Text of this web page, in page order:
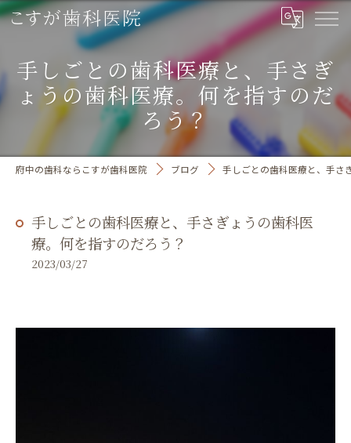
手しごとの歯科医療と、手さぎ
ょうの歯科医療。何を指すのだ
ろう？
府中の歯科ならこすが歯科医院 ブログ 手しごとの歯科医療と、手さ
手しごとの歯科医療と、手さぎょうの歯科医
療。何を指すのだろう？
2023/03/27